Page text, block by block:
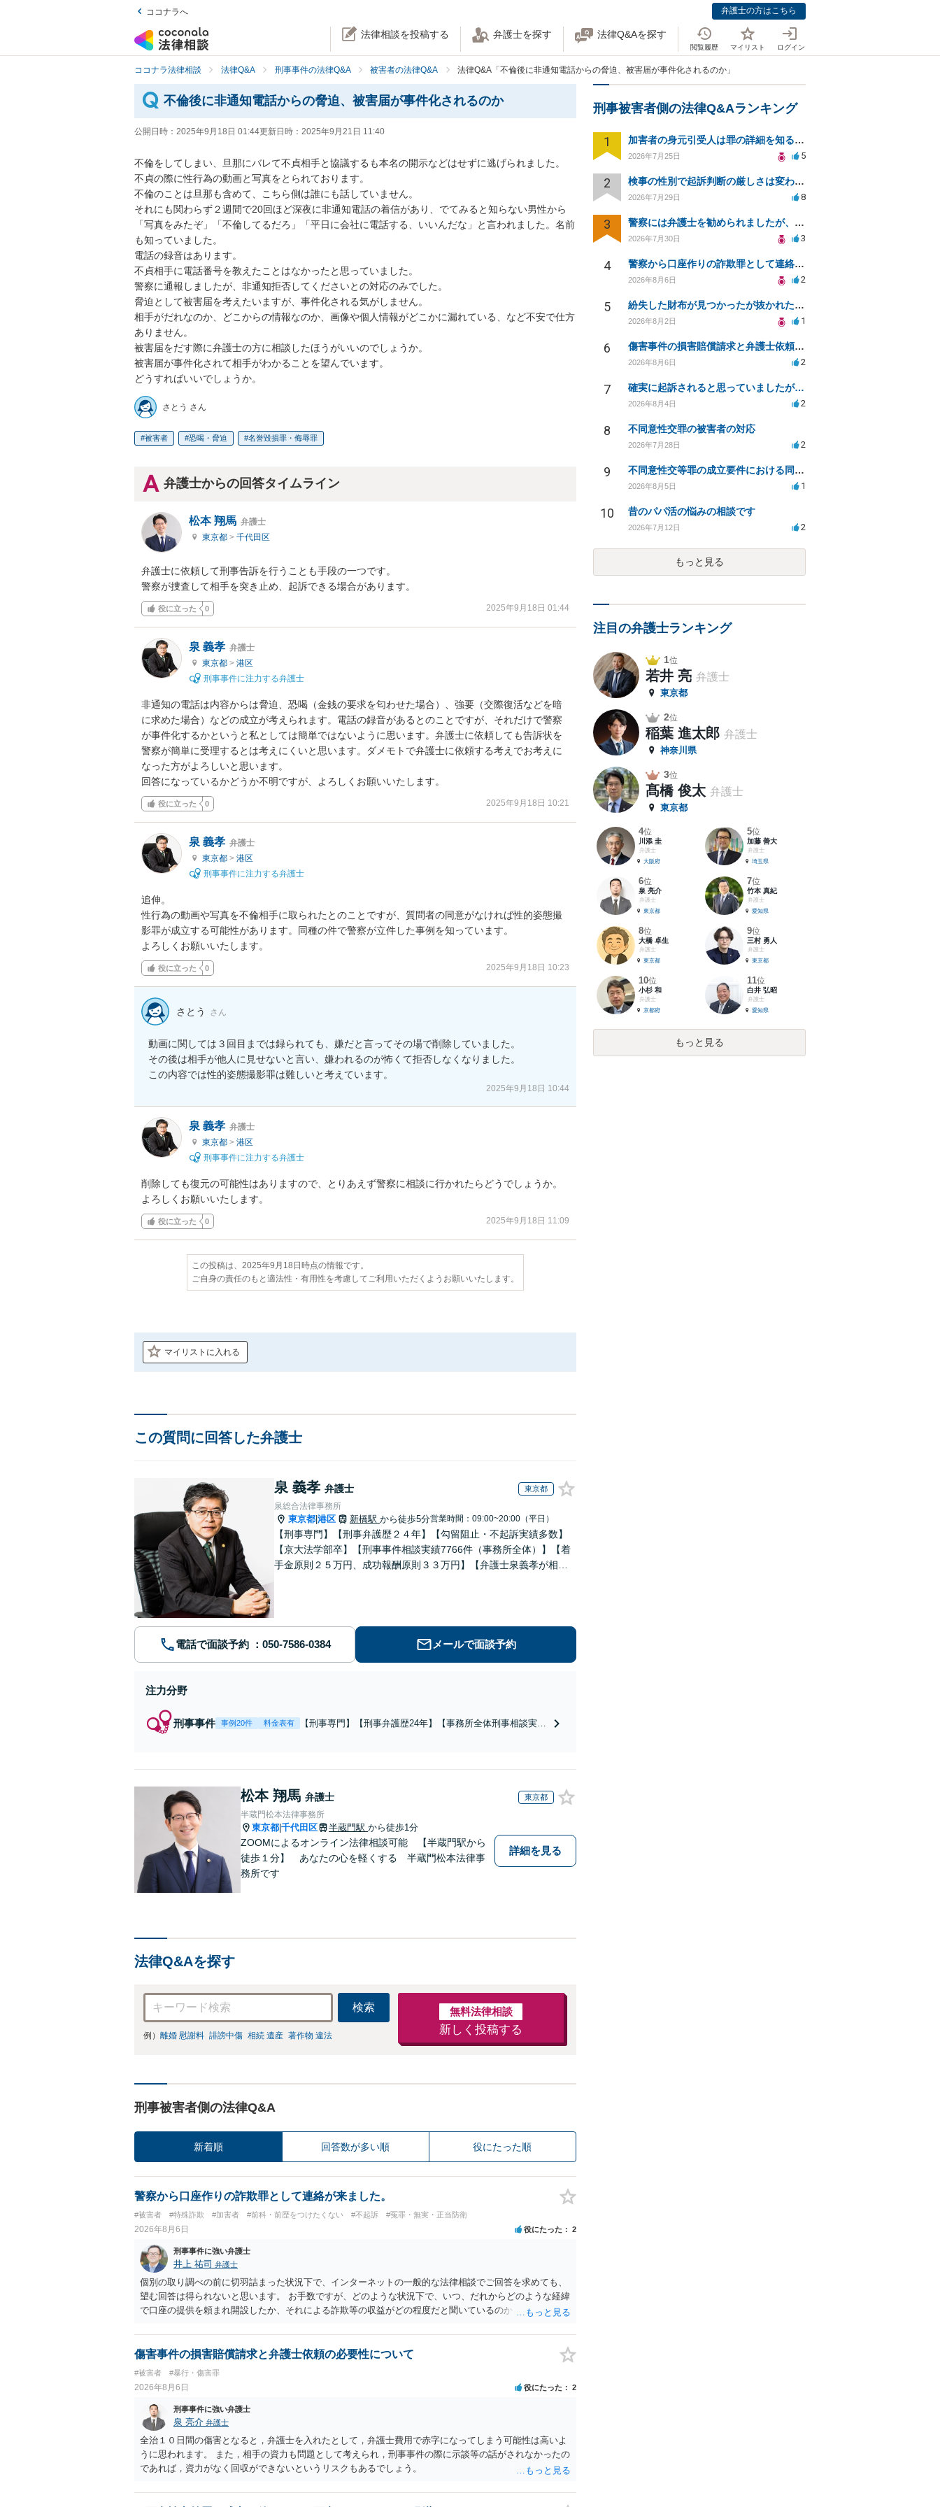
ココナラへ 弁護士の方はこちら
法律相談を投稿する 弁護士を探す 法律Q&Aを探す
閲覧履歴 マイリスト ログイン
ココナラ法律相談 法律Q&A 刑事事件の法律Q&A 被害者の法律Q&A 法律Q&A「不倫後に非通知電話からの脅迫、被害届が事件化されるのか」
不倫後に非通知電話からの脅迫、被害届が事件化されるのか
公開日時： 2025年9月18日 01:44更新日時： 2025年9月21日 11:40
不倫をしてしまい、旦那にバレて不貞相手と協議するも本名の開示などはせずに逃げられました。
不貞の際に性行為の動画と写真をとられております。
不倫のことは旦那も含めて、こちら側は誰にも話していません。
それにも関わらず２週間で20回ほど深夜に非通知電話の着信があり、でてみると知らない男性から
「写真をみたぞ」「不倫してるだろ」「平日に会社に電話する、いいんだな」と言われました。名前
も知っていました。
電話の録音はあります。
不貞相手に電話番号を教えたことはなかったと思っていました。
警察に通報しましたが、非通知拒否してくださいとの対応のみでした。
脅迫として被害届を考えたいますが、事件化される気がしません。
相手がだれなのか、どこからの情報なのか、画像や個人情報がどこかに漏れている、など不安で仕方
ありません。
被害届をだす際に弁護士の方に相談したほうがいいのでしょうか。
被害届が事件化されて相手がわかることを望んでいます。
どうすればいいでしょうか。
さとう さん
被害者 恐喝・脅迫 名誉毀損罪・侮辱罪
弁護士からの回答タイムライン
松本 翔馬 弁護士
東京都 > 千代田区
弁護士に依頼して刑事告訴を行うことも手段の一つです。
警察が捜査して相手を突き止め、起訴できる場合があります。
役に立った 0 2025年9月18日 01:44
泉 義孝 弁護士
東京都 > 港区
刑事事件に注力する弁護士
非通知の電話は内容からは脅迫、恐喝（金銭の要求を匂わせた場合）、強要（交際復活などを暗
に求めた場合）などの成立が考えられます。電話の録音があるとのことですが、それだけで警察
が事件化するかというと私としては簡単ではないように思います。弁護士に依頼しても告訴状を
警察が簡単に受理するとは考えにくいと思います。ダメモトで弁護士に依頼する考えでお考えに
なった方がよろしいと思います。
回答になっているかどうか不明ですが、よろしくお願いいたします。
役に立った 0 2025年9月18日 10:21
泉 義孝 弁護士
東京都 > 港区
刑事事件に注力する弁護士
追伸。
性行為の動画や写真を不倫相手に取られたとのことですが、質問者の同意がなければ性的姿態撮
影罪が成立する可能性があります。同種の件で警察が立件した事例を知っています。
よろしくお願いいたします。
役に立った 0 2025年9月18日 10:23
さとう さん
動画に関しては３回目までは録られても、嫌だと言ってその場で削除していました。
その後は相手が他人に見せないと言い、嫌われるのが怖くて拒否しなくなりました。
この内容では性的姿態撮影罪は難しいと考えています。
2025年9月18日 10:44
泉 義孝 弁護士
東京都 > 港区
刑事事件に注力する弁護士
削除しても復元の可能性はありますので、とりあえず警察に相談に行かれたらどうでしょうか。
よろしくお願いいたします。
役に立った 0 2025年9月18日 11:09
この投稿は、2025年9月18日時点の情報です。
ご自身の責任のもと適法性・有用性を考慮してご利用いただくようお願いいたします。
マイリストに入れる
この質問に回答した弁護士
泉 義孝 弁護士 東京都
泉総合法律事務所
東京都 港区 新橋駅 から徒歩5分営業時間：09:00~20:00（平日）
【刑事専門】【刑事弁護歴２４年】【勾留阻止・不起訴実績多数】
【京大法学部卒】【刑事事件相談実績7766件（事務所全体）】【着
手金原則２５万円、成功報酬原則３３万円】【弁護士泉義孝が相
電話で面談予約 メールで面談予約
注力分野
刑事事件 事例20件 料金表有
【刑事専門】【刑事弁護歴24年】【事務所全体刑事相談実績
松本 翔馬 弁護士 東京都
半蔵門松本法律事務所
東京都 千代田区 半蔵門駅 から徒歩1分
ZOOMによるオンライン法律相談可能 【半蔵門駅から
徒歩１分】 あなたの心を軽くする 半蔵門松本法律事
務所です
詳細を見る
法律Q&Aを探す
検索
例） 離婚 慰謝料 誹謗中傷 相続 遺産 著作物 違法
無料法律相談
新しく投稿する
刑事被害者側の法律Q&A
新着順 回答数が多い順 役にたった順
警察から口座作りの詐欺罪として連絡が来ました。
#被害者 #特殊詐欺 #加害者 #前科・前歴をつけたくない #不起訴 #冤罪・無実・正当防衛
2026年8月6日 役にたった 2
刑事事件に強い弁護士
井上 祐司 弁護士
個別の取り調べの前に切羽詰まった状況下で、インターネットの一般的な法律相談でご回答を求めても、
望む回答は得られないと思います。 お手数ですが、どのような状況下で、いつ、だれからどのような経緯
で口座の提供を頼まれ開設したか、それによる詐欺等の収益がどの程度だと聞いているのかということに
でいえば、任意取り調べの場合、ＩＣレコーダーを持参して取り調べ内容を録音することは必須だと考え
ます。
傷害事件の損害賠償請求と弁護士依頼の必要性について
#被害者 #暴行・傷害罪
2026年8月6日 役にたった 2
刑事事件に強い弁護士
泉 亮介 弁護士
全治１０日間の傷害となると，弁護士を入れたとして，弁護士費用で赤字になってしまう可能性は高いよ
うに思われます。 また，相手の資力も問題として考えられ，刑事事件の際に示談等の話がされなかったの
であれば，資力がなく回収ができないというリスクもあるでしょう。
刑事被害者側の法律Q&Aランキング
1 加害者の身元引受人は罪の詳細を知ることができるか？
2026年7月25日 5
2 検事の性別で起訴判断の厳しさは変わるのか知りたい
2026年7月29日 8
3 警察には弁護士を勧められましたが、費用対効果で依頼をすることを躊躇しています。
2026年7月30日 3
4 警察から口座作りの詐欺罪として連絡が来ました。
2026年8月6日 2
5 紛失した財布が見つかったが抜かれた現金について
2026年8月2日 1
6 傷害事件の損害賠償請求と弁護士依頼の必要性について
2026年8月6日 2
7 確実に起訴されると思っていましたが…
2026年8月4日 2
8 不同意性交罪の被害者の対応
2026年7月28日 2
9 不同意性交等罪の成立要件における同意とアルコールの影響
2026年8月5日 1
10 昔のパパ活の悩みの相談です
2026年7月12日 2
もっと見る
注目の弁護士ランキング
1位
若井 亮 弁護士
東京都
2位
稲葉 進太郎 弁護士
神奈川県
3位
髙橋 俊太 弁護士
東京都
4位
川添 圭
弁護士
大阪府
5位
加藤 善大
弁護士
埼玉県
6位
泉 亮介
弁護士
東京都
7位
竹本 真紀
弁護士
愛知県
8位
大橋 卓生
弁護士
東京都
9位
三村 勇人
弁護士
東京都
10位
小杉 和
弁護士
京都府
11位
白井 弘昭
弁護士
愛知県
もっと見る